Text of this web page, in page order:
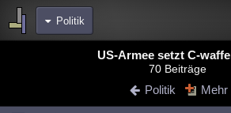
Politik
Blogs
Chat Wiki Neuigkeiten
US-Armee setzt C-
70 Beiträge
Politik Mehr